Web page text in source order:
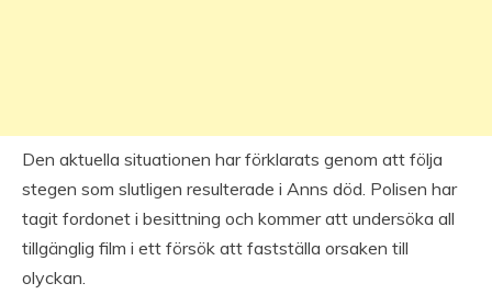
Den aktuella situationen har förklarats genom att följa
stegen som slutligen resulterade i Anns död. Polisen har
tagit fordonet i besittning och kommer att undersöka all
tillgänglig film i ett försök att fastställa orsaken till
olyckan.